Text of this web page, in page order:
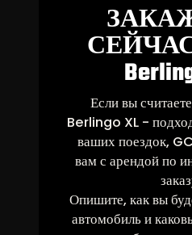
СЕЙЧАС
Если вы
Berlingo XL -
ваших поездок,
вам с арендой по
Опишите, как вы
автомобиль и